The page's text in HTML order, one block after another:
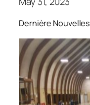
Dernière Nouvelles